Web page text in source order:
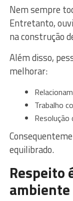
Nem sempre
Entretanto,
na construção
Além disso,
melhorar:
Trabalho
Resolução
equilibrado.
Respeito